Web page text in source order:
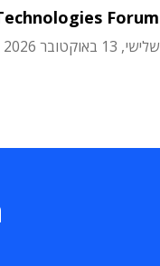
Forum
שלישי, 13 באוקטובר 2026